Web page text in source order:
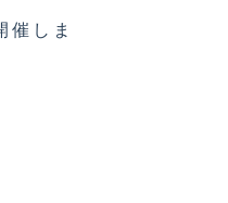
催しま